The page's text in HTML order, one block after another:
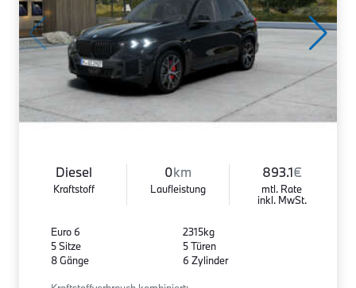
Diesel
Kraftstoff
0km
Laufleistung
893.1€
mtl. Rate
inkl. MwSt.
Euro 6
5 Sitze
8 Gänge
2315kg
5 Türen
6 Zylinder